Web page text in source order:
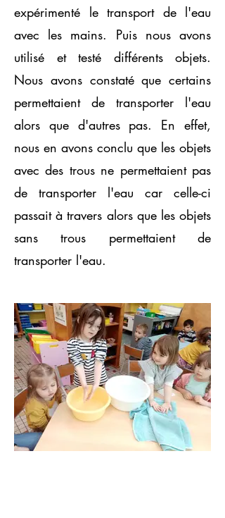
expérimenté le transport de l'eau
avec les mains. Puis nous avons
utilisé et testé différents objets.
Nous avons constaté que certains
permettaient de transporter l'eau
alors que d'autres pas. En effet,
nous en avons conclu que les objets
avec des trous ne permettaient pas
de transporter l'eau car celle-ci
passait à travers alors que les objets
sans trous permettaient de
transporter l'eau.